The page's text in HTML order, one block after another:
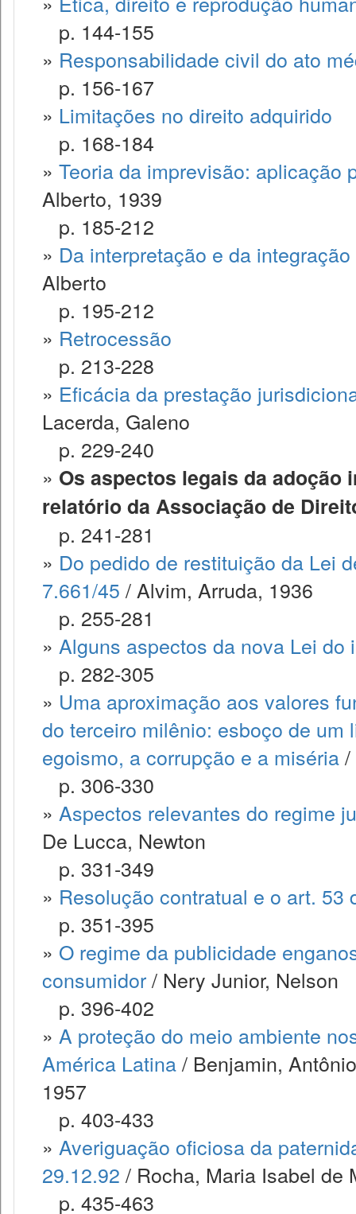
p. 144-155
» Responsabilidade civil do ato
p. 156-167
» Limitações no direito adquirido
p. 168-184
» Teoria da imprevisão: aplicação
Alberto, 1939
p. 185-212
» Da interpretação e da
Alberto
p. 195-212
» Retrocessão
p. 213-228
» Eficácia da prestação
Lacerda, Galeno
p. 229-240
» Os aspectos legais da adoção
relatório da Associação de
p. 241-281
» Do pedido de restituição da Lei
7.661/45 / Alvim, Arruda, 1936
p. 255-281
» Alguns aspectos da nova Lei do
p. 282-305
» Uma aproximação aos valores
do terceiro milênio: esboço de
egoismo, a corrupção e a miséria/
p. 306-330
» Aspectos relevantes do regime
De Lucca, Newton
p. 331-349
» Resolução contratual e o art. 53
p. 351-395
» O regime da publicidade
consumidor/ Nery Junior, Nelson
p. 396-402
» A proteção do meio ambiente
América Latina/ Benjamin,
1957
p. 403-433
» Averiguação oficiosa da
29.12.92 / Rocha, Maria Isabel de
p. 435-463